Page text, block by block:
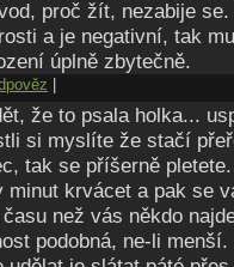
nechuť k životu.
činu doporučila spíše
totiž nadělá velký
někdo včas nenašel a
bez krve, v klidu, v
balení prášků na
V lékárnách je sice
dá sehnat úplně
taky by to
proč žít, nezabije
a je negativní, tak
úplně zbytečně.
že to psala holka...
si myslíte že stačí
tak se příšerně
minut krvácet a pak se
než vás někdo
podobná, ne-li